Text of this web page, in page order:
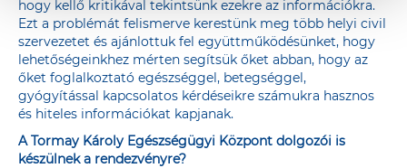
hogy kellő kritikával tekintsünk ezekre az információkra.
Ezt a problémát felismerve kerestünk meg több helyi civil
szervezetet és ajánlottuk fel együttműködésünket, hogy
lehetőségeinkhez mérten segítsük őket abban, hogy az
őket foglalkoztató egészséggel, betegséggel,
gyógyítással kapcsolatos kérdéseikre számukra hasznos
és hiteles információkat kapjanak.
A Tormay Károly Egészségügyi Központ dolgozói is
készülnek a rendezvényre?